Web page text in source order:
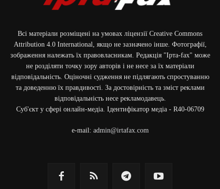
Всі матеріали розміщені на умовах ліцензії Creative Commons
Attribution 4.0 International, якщо не зазначено інше. Фотографії,
зображення належать їх правовласникам. Редакція "Ірта-fax" може
не розділяти точку зору авторів і не несе за їх матеріали
відповідальність. Оціночні судження не підлягають спростуванню
та доведенню їх правдивості. За достовірність та зміст реклами
відповідальність несе рекламодавець.
Cуб'єкт у сфері онлайн-медіа. Ідентифікатор медіа - R40-06709
e-mail: admin@irtafax.com